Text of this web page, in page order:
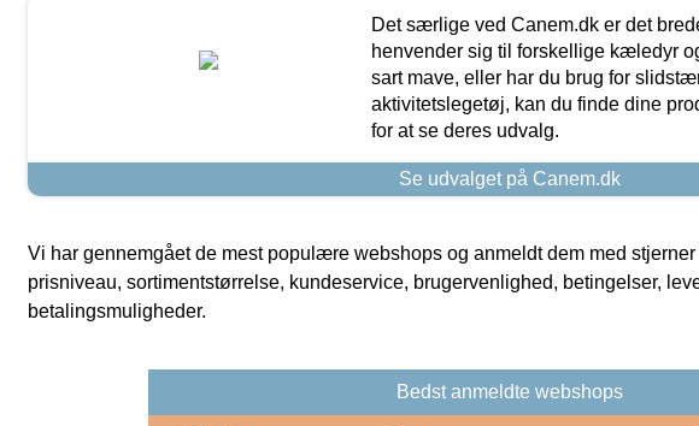
Det særlige ved Canem.dk er det
henvender sig til forskellige kæledyr
sart mave, eller har du brug for
aktivitetslegetøj, kan du finde dine
for at se deres udvalg.
Se udvalget på Canem.dk
Vi har gennemgået de mest populære webshops og anmeldt dem med
prisniveau, sortimentstørrelse, kundeservice, brugervenlighed, betingelser,
betalingsmuligheder.
Bedst anmeldte webshops